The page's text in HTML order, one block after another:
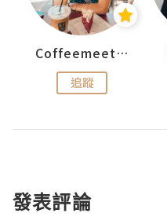
Coffeemeetjojo
追蹤
發表評論